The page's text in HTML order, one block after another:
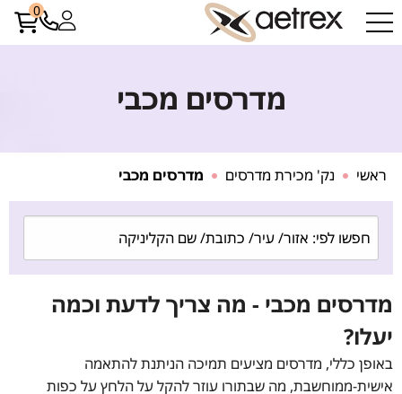
0
מדרסים מכבי
ראשי נק' מכירת מדרסים מדרסים מכבי
מדרסים מכבי - מה צריך לדעת וכמה
יעלו?
באופן כללי, מדרסים מציעים תמיכה הניתנת להתאמה
אישית-ממוחשבת, מה שבתורו עוזר להקל על הלחץ על כפות